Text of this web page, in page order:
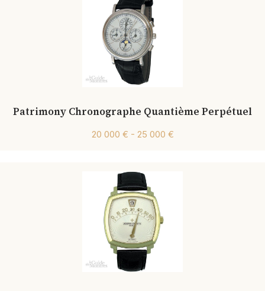
Patrimony Chronographe Quantième Perpétuel
20 000 € - 25 000 €